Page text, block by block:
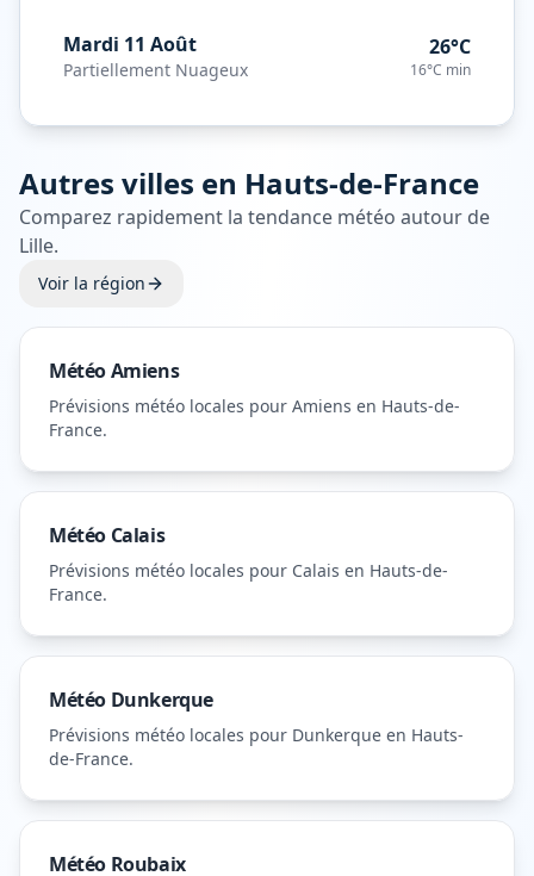
Mardi 11 Août
Partiellement Nuageux
26°C
16°C min
Autres villes en Hauts-de-France
Comparez rapidement la tendance météo autour de
Lille.
Voir la région
MétéoAmiens
Prévisions météo locales pour Amiens en Hauts-de-
France.
Météo Calais
Prévisions météo locales pour Calais en Hauts-de-
France.
Météo Dunkerque
Prévisions météo locales pour Dunkerque en Hauts-
de-France.
Météo Roubaix